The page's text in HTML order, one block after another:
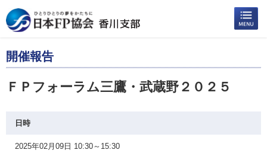
開催報告
ＦＰフォーラム三鷹・武蔵野２０２５
日時
2025年02月09日 10:30～15:30